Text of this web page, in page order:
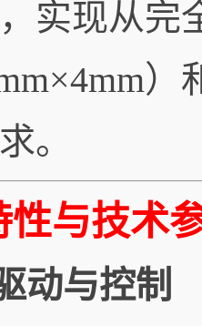
实现从完
。
性与技术
动与控制